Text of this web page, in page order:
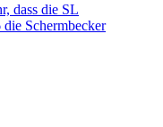
dass die SL
Schermbecker